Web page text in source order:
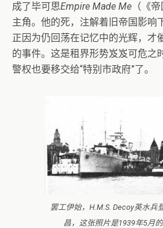
成了毕可思Empire Made Me （《
主角。他的死，注解着旧帝国影响
正因为仍回荡在记忆中的光辉，才
的事件。这是租界形势岌岌可危之
警权也要移交给“特别市政府”了。
罢工伊始，H.M.S. Decoy英水兵
昌，这张照片是1939年5月